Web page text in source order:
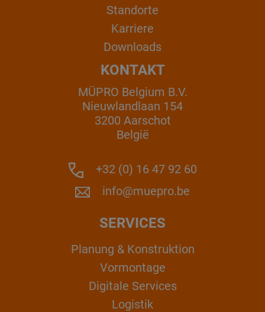
Standorte
Karriere
Downloads
KONTAKT
MÜPRO Belgium B.V.
Nieuwlandlaan 154
3200 Aarschot
België
+32 (0) 16 47 92 60
info@muepro.be
SERVICES
Planung & Konstruktion
Vormontage
Digitale Services
Logistik